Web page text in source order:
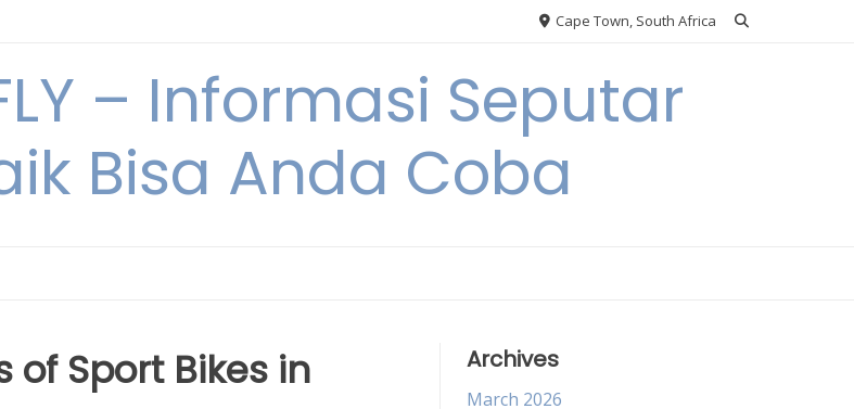
Cape Town, South Africa
– Informasi Seputar
Bisa Anda Coba
of Sport Bikes in
Archives
March 2026